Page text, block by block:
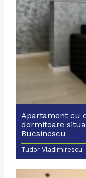
Apartament cu
dormitoare
Bucsinescu
Tudor Vladimirescu